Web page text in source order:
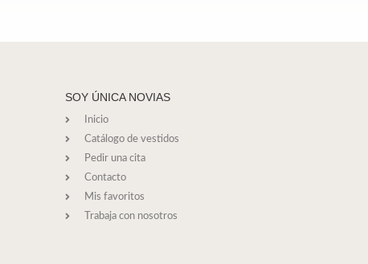
SOY ÚNICA NOVIAS
Inicio
Catálogo de vestidos
Pedir una cita
Contacto
Mis favoritos
Trabaja con nosotros